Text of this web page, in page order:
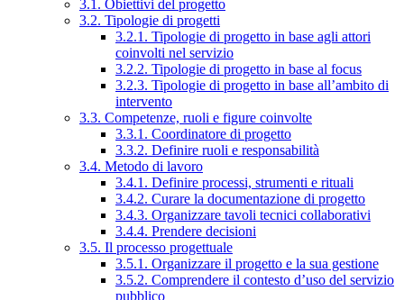
3.1. Obiettivi del progetto
3.2. Tipologie di progetti
3.2.1. Tipologie di progetto in base agli attori
coinvolti nel servizio
3.2.2. Tipologie di progetto in base al focus
3.2.3. Tipologie di progetto in base all’ambito di
intervento
3.3. Competenze, ruoli e figure coinvolte
3.3.1. Coordinatore di progetto
3.3.2. Definire ruoli e responsabilità
3.4. Metodo di lavoro
3.4.1. Definire processi, strumenti e rituali
3.4.2. Curare la documentazione di progetto
3.4.3. Organizzare tavoli tecnici collaborativi
3.4.4. Prendere decisioni
3.5. Il processo progettuale
3.5.1. Organizzare il progetto e la sua gestione
3.5.2. Comprendere il contesto d’uso del servizio
pubblico